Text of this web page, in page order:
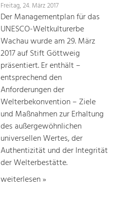
Freitag, 24. März 2017
Der Managementplan für das
UNESCO-Weltkulturerbe
Wachau wurde am 29. März
2017 auf Stift Göttweig
präsentiert. Er enthält –
entsprechend den
Anforderungen der
Welterbekonvention – Ziele
und Maßnahmen zur Erhaltung
des außergewöhnlichen
universellen Wertes, der
Authentizität und der Integrität
der Welterbestätte.
weiterlesen »